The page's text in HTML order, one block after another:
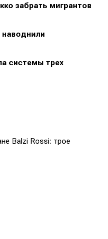
забрать мигрантов
наводнили
системы трех